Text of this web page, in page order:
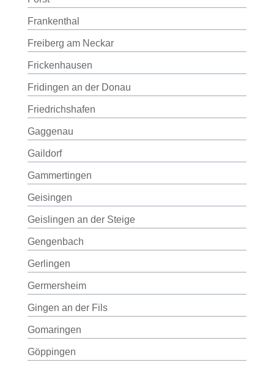
Frankenthal
Freiberg am Neckar
Frickenhausen
Fridingen an der Donau
Friedrichshafen
Gaggenau
Gaildorf
Gammertingen
Geisingen
Geislingen an der Steige
Gengenbach
Gerlingen
Germersheim
Gingen an der Fils
Gomaringen
Göppingen